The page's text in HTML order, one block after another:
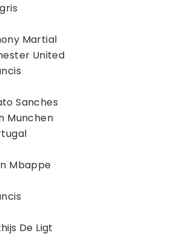
Martial
United
Sanches
Munchen
Mbappe
De Ligt